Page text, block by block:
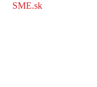
SME.sk